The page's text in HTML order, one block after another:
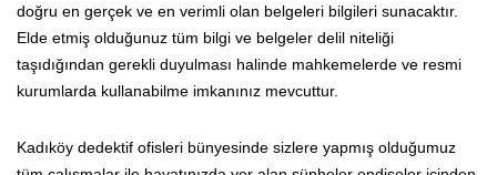
doğru en gerçek ve en verimli olan belgeleri bilgileri sunacaktır.
Elde etmiş olduğunuz tüm bilgi ve belgeler delil niteliği
taşıdığından gerekli duyulması halinde mahkemelerde ve resmi
kurumlarda kullanabilme imkanınız mevcuttur.
Kadıköy dedektif ofisleri bünyesinde sizlere yapmış olduğumuz